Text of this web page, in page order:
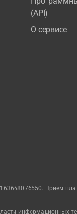
(API)
О сервисе
Прием
информационных